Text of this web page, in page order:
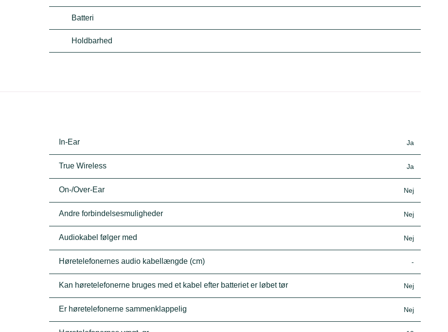
Batteri
Holdbarhed
In-Ear Ja
True Wireless Ja
On-/Over-Ear Nej
Andre forbindelsesmuligheder Nej
Audiokabel følger med Nej
Høretelefonernes audio kabellængde (cm) -
Kan høretelefonerne bruges med et kabel efter batteriet er løbet tør Nej
Er høretelefonerne sammenklappelig Nej